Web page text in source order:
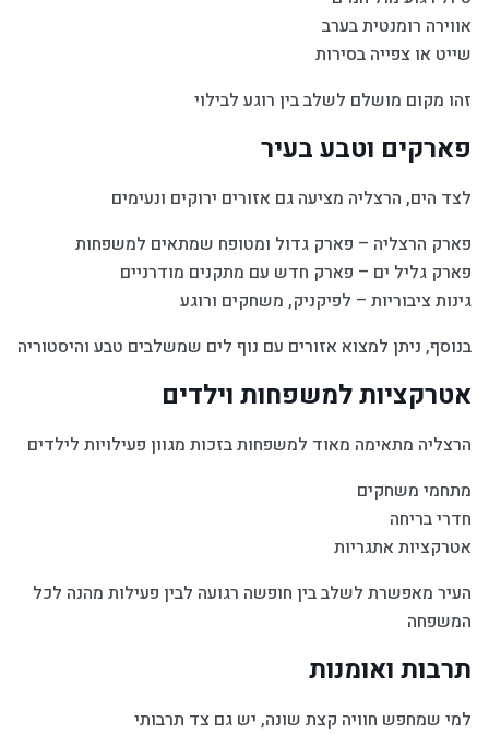
אווירה רומנטית בערב
שייט או צפייה בסירות
זהו מקום מושלם לשלב בין רוגע לבילוי
פארקים וטבע בעיר
לצד הים, הרצליה מציעה גם אזורים ירוקים ונעימים
פארק הרצליה – פארק גדול ומטופח שמתאים למשפחות
פארק גליל ים – פארק חדש עם מתקנים מודרניים
גינות ציבוריות – לפיקניק, משחקים ורוגע
בנוסף, ניתן למצוא אזורים עם נוף לים שמשלבים טבע והיסטוריה
אטרקציות למשפחות וילדים
הרצליה מתאימה מאוד למשפחות בזכות מגוון פעילויות לילדים
מתחמי משחקים
חדרי בריחה
אטרקציות אתגריות
העיר מאפשרת לשלב בין חופשה רגועה לבין פעילות מהנה לכל
המשפחה
תרבות ואומנות
למי שמחפש חוויה קצת שונה, יש גם צד תרבותי